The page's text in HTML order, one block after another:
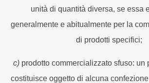
unità di quantità diversa, se essa
generalmente e abitualmente per la
di prodotti specifici;
c) prodotto commercializzato sfuso: un
costituisce oggetto di alcuna